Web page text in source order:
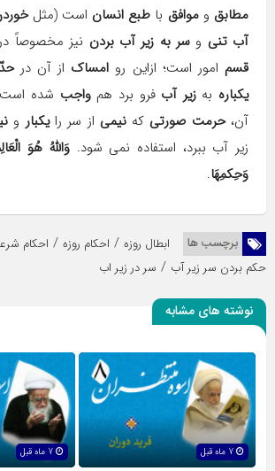
مطابق وموافق با طبع انسان است (مثل
آب تنى وسر به زیر آب بردن نیز مخصوصاً
قسمامور است؛ ازاین رو امساک از آن در
یکباره بهزیر آب فرو برد همواجب شده
آن،حرمت صورتى کهنیمى از سر رایکبار و
زیر آب ببرد، استفاده نمى شود.وَاللهُ هُوَ
وَحِکمِهَا.
برچسب ها ابطال روزه / احکام روزه / احکام
حکم بردن سر زیر آب / سر در زیر اب
نوشته های مشابه
7 ماه قبل